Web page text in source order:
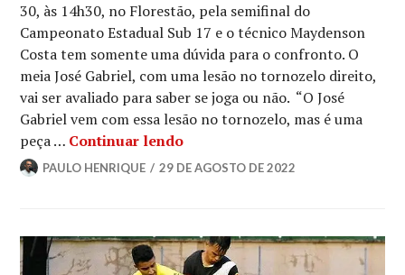
30, às 14h30, no Florestão, pela semifinal do
Campeonato Estadual Sub 17 e o técnico Maydenson
Costa tem somente uma dúvida para o confronto. O
meia José Gabriel, com uma lesão no tornozelo direito,
vai ser avaliado para saber se joga ou não. “O José
Gabriel vem com essa lesão no tornozelo, mas é uma
peça … Continuar lendo
PAULO HENRIQUE 29 DE AGOSTO DE 2022